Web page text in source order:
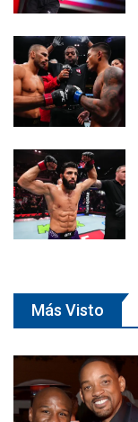
Más Visto